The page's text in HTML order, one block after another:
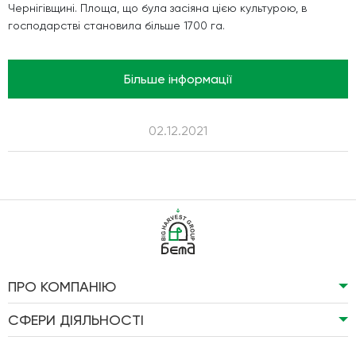
Чернігівщині. Площа, що була засіяна цією культурою, в
господарстві становила більше 1700 га.
Більше інформації
02.12.2021
ПРО КОМПАНІЮ
СФЕРИ ДІЯЛЬНОСТІ